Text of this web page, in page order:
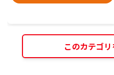
このカテゴ